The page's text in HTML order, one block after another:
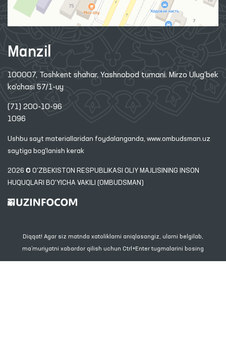
Manzil
100007, Toshkent shahar, Yashnobod tumani. Mirzo Ulug‘bek
ko‘chasi 57/1-uy
(71) 200-10-96
1096
Ushbu sayt materiallaridan foydalanganda, www.ombudsman.uz
saytiga bog'lanish kerak
2026 © O'ZBEKISTON RESPUBLIKASI OLIY MAJLISINING INSON
HUQUQLARI BO'YICHA VAKILI (OMBUDSMAN)
Diqqat! Agar siz matnda xatoliklarni aniqlasangiz, ularni belgilab,
ma’muriyatni xabardor qilish uchun Ctrl+Enter tugmalarini bosing